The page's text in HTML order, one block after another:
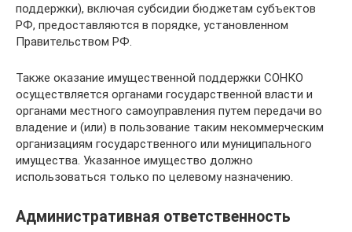
поддержки), включая субсидии бюджетам субъектов
РФ, предоставляются в порядке, установленном
Правительством РФ.
Также оказание имущественной поддержки СОНКО
осуществляется органами государственной власти и
органами местного самоуправления путем передачи во
владение и (или) в пользование таким некоммерческим
организациям государственного или муниципального
имущества. Указанное имущество должно
использоваться только по целевому назначению.
Административная ответственность